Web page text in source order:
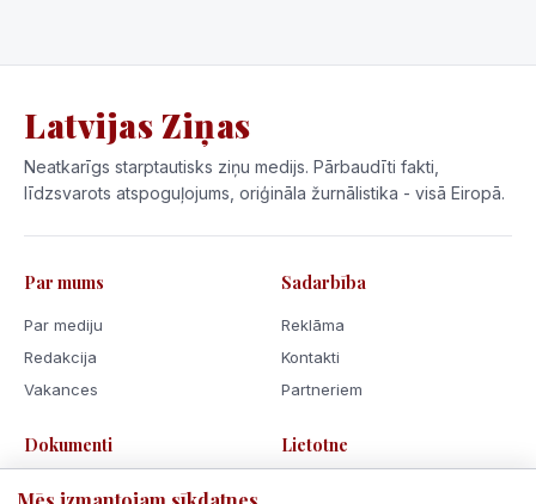
Latvijas Ziņas
Neatkarīgs starptautisks ziņu medijs. Pārbaudīti fakti,
līdzsvarots atspoguļojums, oriģināla žurnālistika - visā Eiropā.
Par mums
Par mediju
Redakcija
Vakances
Sadarbība
Reklāma
Kontakti
Partneriem
Dokumenti Lietotne